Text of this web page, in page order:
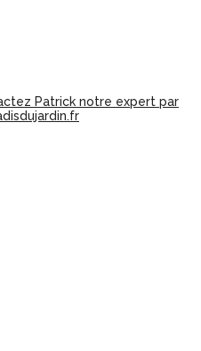
Patrick notre expert par